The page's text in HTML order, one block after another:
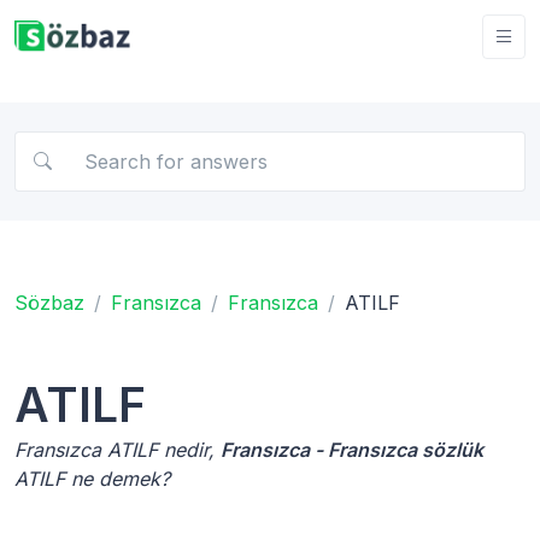
Sözbaz Fransızca Fransızca ATILF
ATILF
Fransızca ATILF nedir, Fransızca - Fransızca sözlük
ATILF ne demek?